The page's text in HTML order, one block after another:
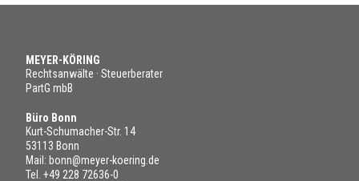
MEYER-KÖRING
Rechtsanwälte · Steuerberater
PartG mbB
Büro Bonn
Kurt-Schumacher-Str. 14
53113 Bonn
Mail: bonn@meyer-koering.de
Tel. +49 228 72636-0